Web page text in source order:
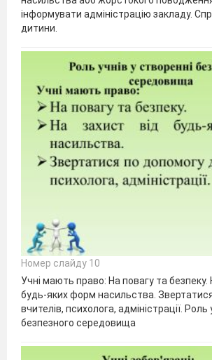
інформувати адміністрацію закладу.
дитини.
Номер слайду 10
Учні мають право: На повагу та безпеку.
будь-яких форм насильства.
вчителів, психолога, адміністрації. Роль
безпезного середовища